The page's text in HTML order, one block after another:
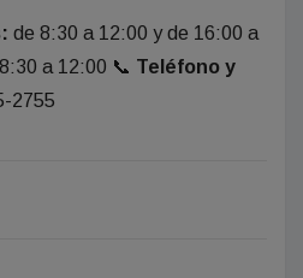
de 8:30 a 12:00 y de 16:00 a
a 12:00 📞 Teléfono y
2755